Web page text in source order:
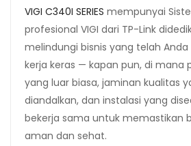
VIGI C340I SERIES mempunyai
profesional VIGI dari TP-Link
melindungi bisnis yang telah
kerja keras — kapan pun, di mana
yang luar biasa, jaminan kualitas
diandalkan, dan instalasi yang
bekerja sama untuk memastikan
aman dan sehat.